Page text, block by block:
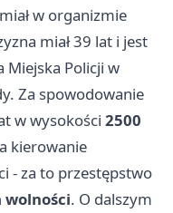
w organizmie
miał 39 lat i jest
Miejska Policji w
Za spowodowanie
w wysokości 2500
kierowanie
- za to przestępstwo
wolności. O dalszym